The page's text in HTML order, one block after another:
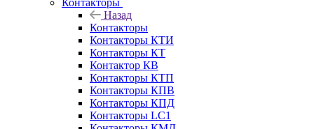
Назад
Контакторы
Контакторы КТИ
Контакторы КТ
Контактор КВ
Контакторы КТП
Контакторы КПВ
Контакторы КПД
Контакторы LC1